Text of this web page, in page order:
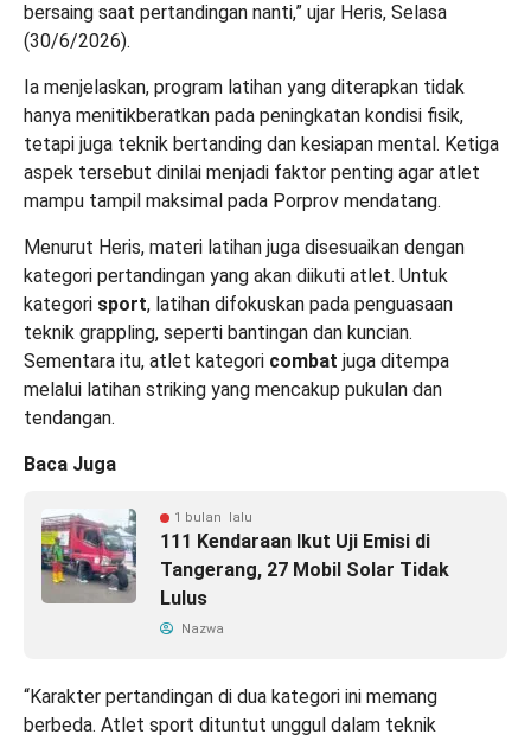
bersaing saat pertandingan nanti,” ujar Heris, Selasa
(30/6/2026).
Ia menjelaskan, program latihan yang diterapkan tidak
hanya menitikberatkan pada peningkatan kondisi fisik,
tetapi juga teknik bertanding dan kesiapan mental. Ketiga
aspek tersebut dinilai menjadi faktor penting agar atlet
mampu tampil maksimal pada Porprov mendatang.
Menurut Heris, materi latihan juga disesuaikan dengan
kategori pertandingan yang akan diikuti atlet. Untuk
kategori sport, latihan difokuskan pada penguasaan
teknik grappling, seperti bantingan dan kuncian.
Sementara itu, atlet kategori combat juga ditempa
melalui latihan striking yang mencakup pukulan dan
tendangan.
Baca Juga
1 bulan lalu
111 Kendaraan Ikut Uji Emisi di
Tangerang, 27 Mobil Solar Tidak
Lulus
Nazwa
“Karakter pertandingan di dua kategori ini memang
berbeda. Atlet sport dituntut unggul dalam teknik